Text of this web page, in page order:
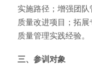
实施路径；增强团
质量改进项目；拓
质量管理实践经验。
三、参训对象